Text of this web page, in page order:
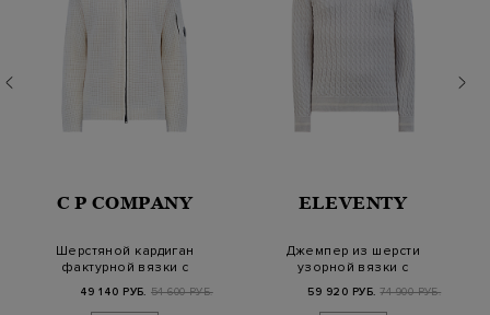
C P COMPANY
Шерстяной кардиган
фактурной вязки с
линзой на рукаве
49 140 РУБ. 54 600 РУБ.
ELEVENTY
Джемпер из шерсти
узорной вязки с
отделкой в полоску
59 920 РУБ. 74 900 РУБ.